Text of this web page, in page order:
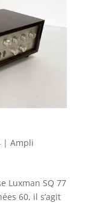
| Ampli
Luxman SQ 77
60, il s’agit